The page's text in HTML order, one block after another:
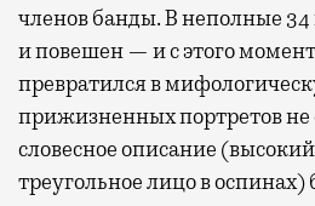
членов банды. В неполные
и повешен — и с этого
превратился в
прижизненных портретов не
словесное описание
треугольное лицо в оспинах)